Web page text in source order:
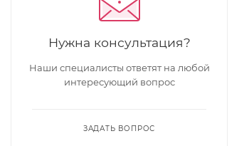
Нужна консультация?
Наши специалисты ответят на любой
интересующий вопрос
ЗАДАТЬ ВОПРОС